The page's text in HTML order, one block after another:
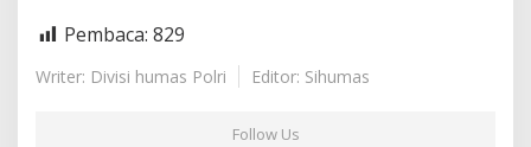
Pembaca: 829
Writer: Divisi humas Polri Editor: Sihumas
Follow Us